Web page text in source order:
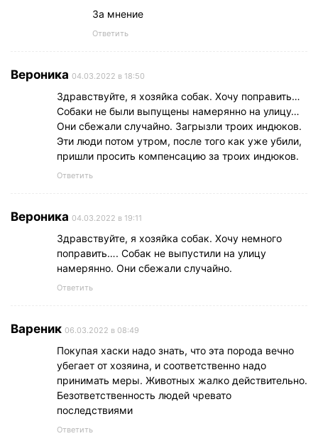
За мнение
Ответить
Вероника 04.03.2022 в 18:50
Здравствуйте, я хозяйка собак. Хочу поправить…
Собаки не были выпущены намерянно на улицу…
Они сбежали случайно. Загрызли троих индюков.
Эти люди потом утром, после того как уже убили,
пришли просить компенсацию за троих индюков.
Ответить
Вероника 04.03.2022 в 19:11
Здравствуйте, я хозяйка собак. Хочу немного
поправить…. Собак не выпустили на улицу
намерянно. Они сбежали случайно.
Ответить
Вареник 06.03.2022 в 08:49
Покупая хаски надо знать, что эта порода вечно
убегает от хозяина, и соответственно надо
принимать меры. Животных жалко действительно.
Безответственность людей чревато
последствиями
Ответить